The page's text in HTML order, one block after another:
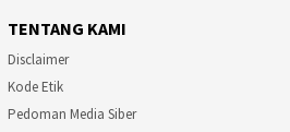
TENTANG KAMI
Disclaimer
Kode Etik
Pedoman Media Siber